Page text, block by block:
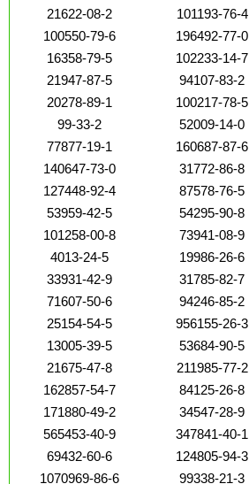
21622-08-2
101193-76-4
100550-79-6
196492-77-0
16358-79-5
102233-14-7
21947-87-5
94107-83-2
20278-89-1
100217-78-5
99-33-2
52009-14-0
77877-19-1
160687-87-6
140647-73-0
31772-86-8
127448-92-4
87578-76-5
53959-42-5
54295-90-8
101258-00-8
73941-08-9
4013-24-5
19986-26-6
33931-42-9
31785-82-7
71607-50-6
94246-85-2
25154-54-5
956155-26-3
13005-39-5
53684-90-5
21675-47-8
211985-77-2
162857-54-7
84125-26-8
171880-49-2
34547-28-9
565453-40-9
347841-40-1
69432-60-6
124805-94-3
1070969-86-6
99338-21-3